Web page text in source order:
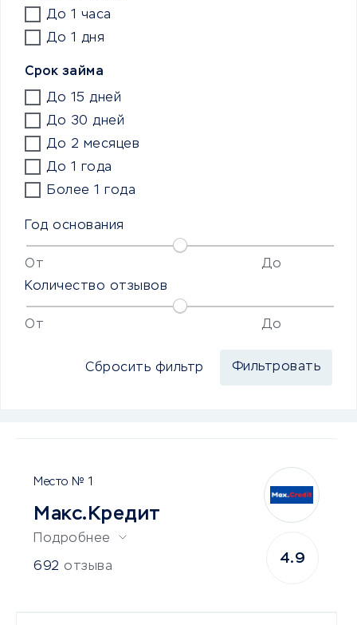
До 1 часа
До 1 дня
Срок займа
До 15 дней
До 30 дней
До 2 месяцев
До 1 года
Более 1 года
Год основания
От
До
Количество отзывов
От До
Сбросить фильтр
1
Макс.Кредит
Подробнее
692 отзыва
4.9